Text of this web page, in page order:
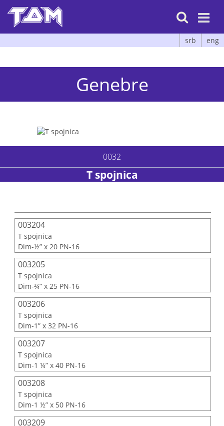

srb eng
Genebre
0032
T spojnica
003204
T spojnica
Dim-½” x 20 PN-16
003205
T spojnica
Dim-¾” x 25 PN-16
003206
T spojnica
Dim-1” x 32 PN-16
003207
T spojnica
Dim-1 ¼” x 40 PN-16
003208
T spojnica
Dim-1 ½” x 50 PN-16
003209